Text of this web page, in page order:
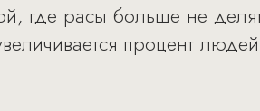
где расы больше не
процент